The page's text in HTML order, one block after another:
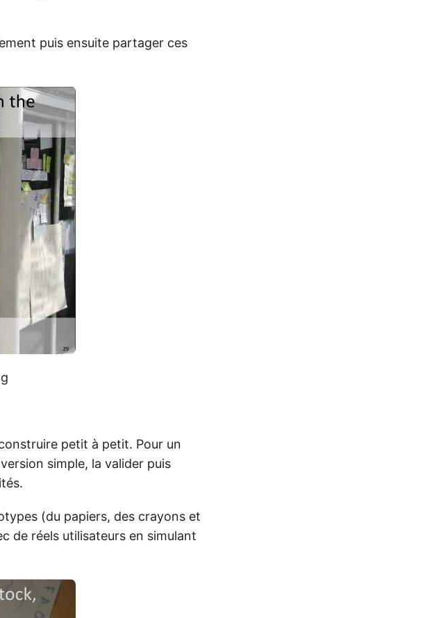
puis ensuite partager ces
petit à petit. Pour un
simple, la valider puis
(du papiers, des crayons et
de réels utilisateurs en simulant